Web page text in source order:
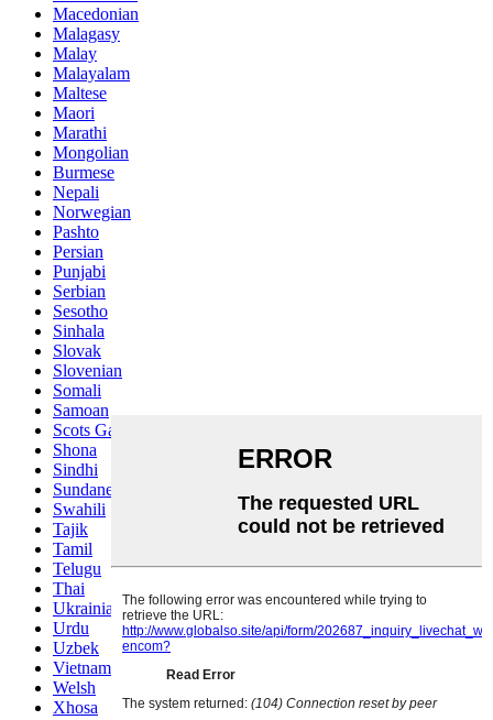
Macedonian
Malagasy
Malay
Malayalam
Maltese
Maori
Marathi
Mongolian
Burmese
Nepali
Norwegian
Pashto
Persian
Punjabi
Serbian
Sesotho
Sinhala
Slovak
Slovenian
Somali
Samoan
Scots Gaelic
Shona
Sindhi
Sundanese
Swahili
Tajik
Tamil
Telugu
Thai
Ukrainian
Urdu
Uzbek
Vietnamese
Welsh
Xhosa